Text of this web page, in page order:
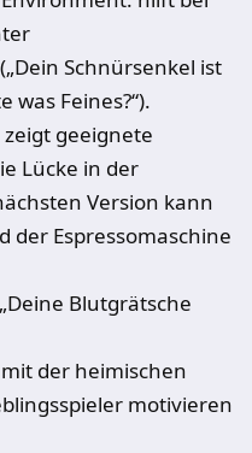
Schnürsenkel ist
was Feines?“).
zeigt geeignete
Lücke in der
Version kann
der Espressomaschine
Blutgrätsche
der heimischen
motivieren